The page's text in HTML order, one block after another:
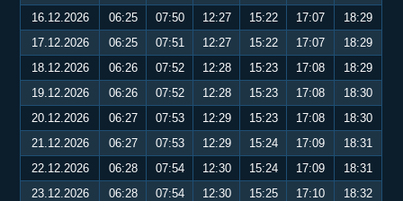
16.12.2026
06:25 07:50 12:27 15:22 17:07
18:29
17.12.2026
06:25 07:51 12:27 15:22 17:07
18:29
18.12.2026
06:26 07:52 12:28 15:23 17:08
18:29
19.12.2026
06:26 07:52 12:28 15:23 17:08
18:30
20.12.2026
06:27 07:53 12:29 15:23 17:08
18:30
21.12.2026
06:27 07:53 12:29 15:24 17:09
18:31
22.12.2026
06:28 07:54 12:30 15:24 17:09
18:31
23.12.2026
06:28 07:54 12:30 15:25 17:10
18:32